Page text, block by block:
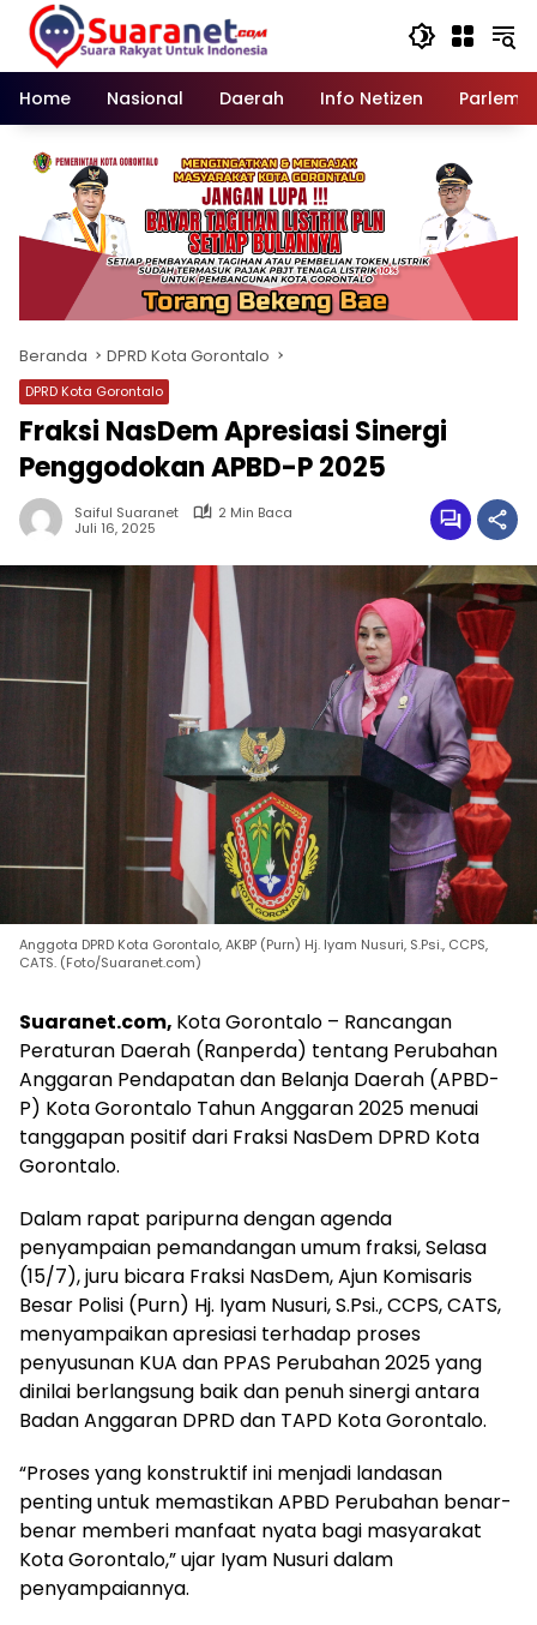
Langsung
konten
Home
Nasional Daerah Info Netizen
Beranda DPRD Kota Gorontalo
DPRD Kota Gorontalo
Fraksi NasDem Apresiasi Sinergi
Penggodokan APBD-P 2025
Saiful Suaranet
2 Min Baca
Juli 16, 2025
Anggota DPRD Kota Gorontalo, AKBP (Purn) Hj. Iyam Nusuri, S.Psi., CCPS,
CATS. (Foto/Suaranet.com)
Suaranet.com, Kota Gorontalo – Rancangan
Peraturan Daerah (Ranperda) tentang Perubahan
Anggaran Pendapatan dan Belanja Daerah (APBD-
P) Kota Gorontalo Tahun Anggaran 2025 menuai
tanggapan positif dari Fraksi NasDem DPRD Kota
Gorontalo.
Dalam rapat paripurna dengan agenda
penyampaian pemandangan umum fraksi, Selasa
(15/7), juru bicara Fraksi NasDem, Ajun Komisaris
Besar Polisi (Purn) Hj. Iyam Nusuri, S.Psi., CCPS, CATS,
menyampaikan apresiasi terhadap proses
penyusunan KUA dan PPAS Perubahan 2025 yang
dinilai berlangsung baik dan penuh sinergi antara
Badan Anggaran DPRD dan TAPD Kota Gorontalo.
“Proses yang konstruktif ini menjadi landasan
penting untuk memastikan APBD Perubahan benar-
benar memberi manfaat nyata bagi masyarakat
Kota Gorontalo,” ujar Iyam Nusuri dalam
penyampaiannya.